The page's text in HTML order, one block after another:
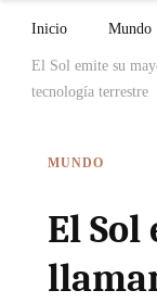
Inicio Mundo
El Sol emite su
tecnología terrestre
MUNDO
El